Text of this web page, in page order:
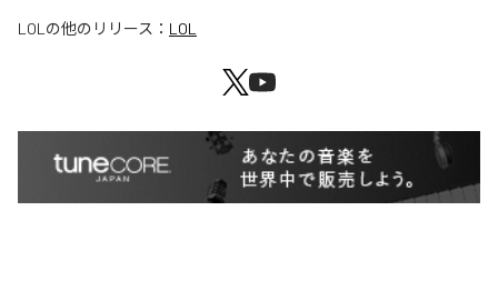
LOL の他のリリース： LOL